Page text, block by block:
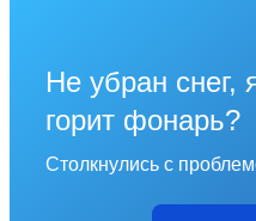
Не убран снег,
горит фонарь?
Столкнулись с